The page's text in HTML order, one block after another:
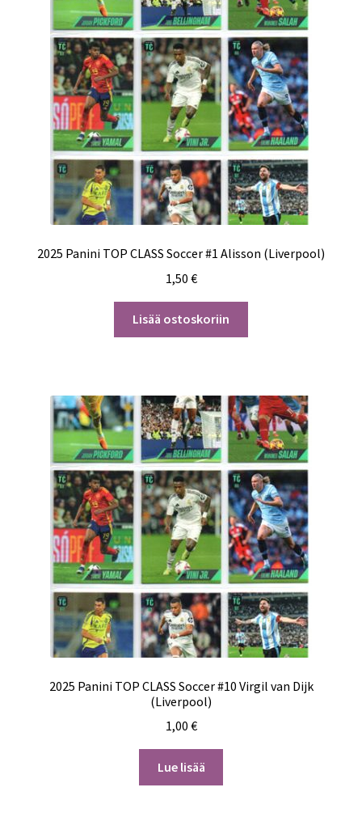
2025 Panini TOP CLASS Soccer #1 Alisson (Liverpool)
1,50 €
Lisää ostoskoriin
2025 Panini TOP CLASS Soccer #10 Virgil van Dijk
(Liverpool)
1,00 €
Lue lisää